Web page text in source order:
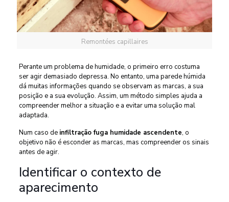
Remontées capillaires
Perante um problema de humidade, o primeiro erro costuma
ser agir demasiado depressa. No entanto, uma parede húmida
dá muitas informações quando se observam as marcas, a sua
posição e a sua evolução. Assim, um método simples ajuda a
compreender melhor a situação e a evitar uma solução mal
adaptada.
Num caso de infiltração fuga humidade ascendente, o
objetivo não é esconder as marcas, mas compreender os sinais
antes de agir.
Identificar o contexto de
aparecimento